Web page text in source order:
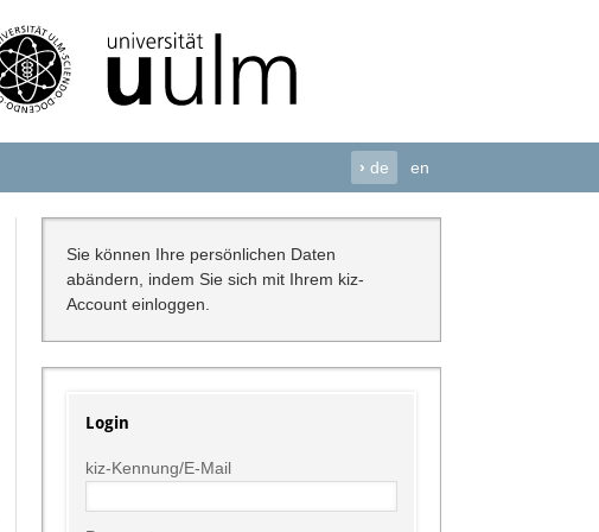
› de en
Sie können Ihre persönlichen Daten
abändern, indem Sie sich mit Ihrem kiz-
Account einloggen.
Login
kiz-Kennung/E-Mail